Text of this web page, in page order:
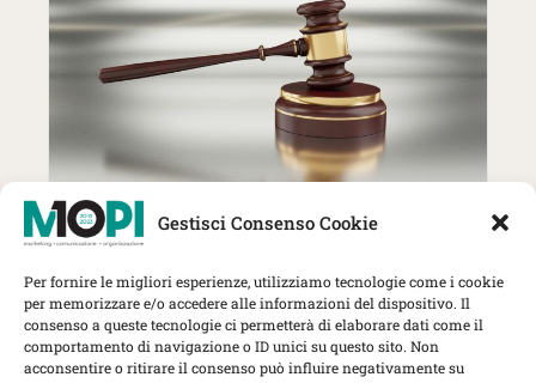
Gestisci Consenso Cookie
Per fornire le migliori esperienze, utilizziamo tecnologie come i cookie
per memorizzare e/o accedere alle informazioni del dispositivo. Il
consenso a queste tecnologie ci permetterà di elaborare dati come il
comportamento di navigazione o ID unici su questo sito. Non
acconsentire o ritirare il consenso può influire negativamente su
27 Ottobre | MOPI incontra The
Lawyer: trend, strategie e nuove
sfide per gli studi professionali
Herbert Smith Freehills Kramer, Via
Rovello 1, Milano
MOPI Incontra